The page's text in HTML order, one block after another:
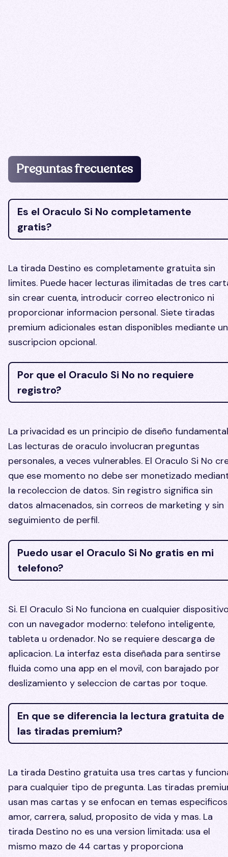
Preguntas frecuentes
Es el Oraculo Si No completamente
gratis?
La tirada Destino es completamente gratuita sin
limites. Puede hacer lecturas ilimitadas de tres
sin crear cuenta, introducir correo electronico ni
proporcionar informacion personal. Siete tiradas
premium adicionales estan disponibles mediante
suscripcion opcional.
Por que el Oraculo Si No no requiere
registro?
La privacidad es un principio de diseño
Las lecturas de oraculo involucran preguntas
personales, a veces vulnerables. El Oraculo Si No
que ese momento no debe ser monetizado
la recoleccion de datos. Sin registro significa sin
datos almacenados, sin correos de marketing y sin
seguimiento de perfil.
Puedo usar el Oraculo Si No gratis en mi
telefono?
Si. El Oraculo Si No funciona en cualquier
con un navegador moderno: telefono inteligente,
tableta u ordenador. No se requiere descarga de
aplicacion. La interfaz esta diseñada para sentirse
fluida como una app en el movil, con barajado por
deslizamiento y seleccion de cartas por toque.
En que se diferencia la lectura gratuita de
las tiradas premium?
La tirada Destino gratuita usa tres cartas y
para cualquier tipo de pregunta. Las tiradas
usan mas cartas y se enfocan en temas
amor, carrera, salud, proposito de vida y mas. La
tirada Destino no es una version limitada: usa el
mismo mazo de 44 cartas y proporciona